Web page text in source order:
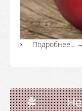
Подробнее... →